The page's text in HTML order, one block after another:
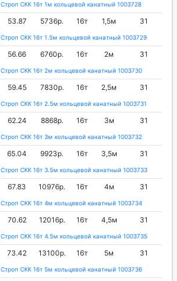
Строп СКК 16т 1м кольцевой канатный 1003728
53.87 5736р. 16т 1,5м 31
Строп СКК 16т 1.5м кольцевой канатный 1003729
56.66 6760р. 16т 2м 31
Строп СКК 16т 2м кольцевой канатный 1003730
59.45 7830р. 16т 2,5м 31
Строп СКК 16т 2.5м кольцевой канатный 1003731
62.24 8868р. 16т 3м 31
Строп СКК 16т 3м кольцевой канатный 1003732
65.04 9923р. 16т 3,5м 31
Строп СКК 16т 3.5м кольцевой канатный 1003733
67.83 10976р. 16т 4м 31
Строп СКК 16т 4м кольцевой канатный 1003734
70.62 12016р. 16т 4,5м 31
Строп СКК 16т 4.5м кольцевой канатный 1003735
73.42 13100р. 16т 5м 31
Строп СКК 16т 5м кольцевой канатный 1003736